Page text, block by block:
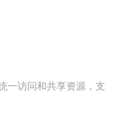
一访问和共享资源，支